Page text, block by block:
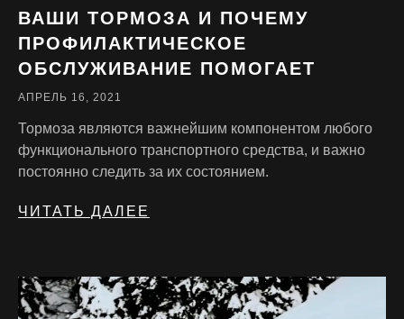
ВАШИ ТОРМОЗА И ПОЧЕМУ
ПРОФИЛАКТИЧЕСКОЕ
ОБСЛУЖИВАНИЕ ПОМОГАЕТ
АПРЕЛЬ 16, 2021
Тормоза являются важнейшим компонентом любого
функционального транспортного средства, и важно
постоянно следить за их состоянием.
ЧИТАТЬ ДАЛЕЕ